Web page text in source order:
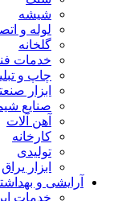
شیشه
لوله و
گلخانه
خدمات
چاپ و
ابزار
صنایع
آهن آلات
کارخانه
تولیدی
ابزار یراق
آرایشی و
خدمات